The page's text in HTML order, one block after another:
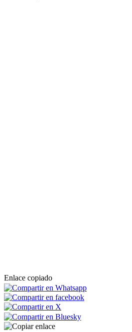
Enlace copiado